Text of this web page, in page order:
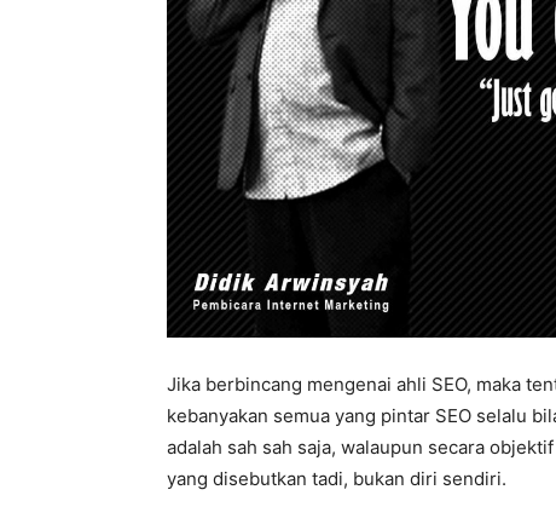
Jika berbincang mengenai ahli SEO, maka
kebanyakan semua yang pintar SEO selalu
adalah sah sah saja, walaupun secara
yang disebutkan tadi, bukan diri sendiri.